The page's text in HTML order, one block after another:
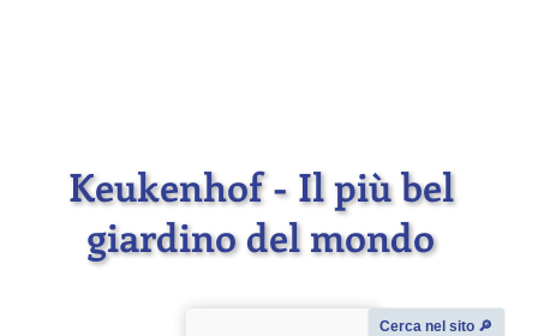
Keukenhof - Il più bel
giardino del mondo
Cerca nel sito 🔎︎